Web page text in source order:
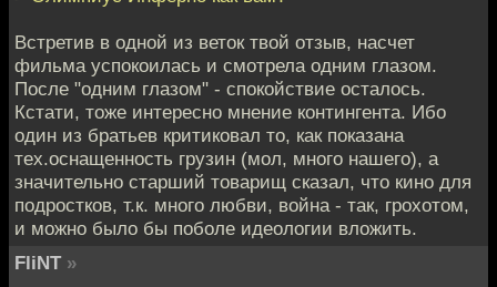
Встретив в одной из веток твой отзыв, насчет
фильма успокоилась и смотрела одним глазом.
После "одним глазом" - спокойствие осталось.
Кстати, тоже интересно мнение контингента. Ибо
один из братьев критиковал то, как показана
тех.оснащенность грузин (мол, много нашего), а
значительно старший товарищ сказал, что кино для
подростков, т.к. много любви, война - так, грохотом,
и можно было бы поболе идеологии вложить.
FliNT »